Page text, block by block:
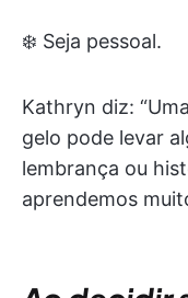
❄️ Seja pessoal.
Kathryn diz:
gelo pode levar
lembrança ou
aprendemos